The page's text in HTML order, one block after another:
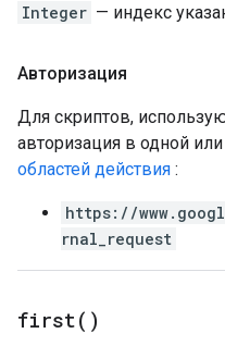
Integer — индекс
Авторизация
Для скриптов,
авторизация в одной
областей действия :
https://
rnal_request
first( )